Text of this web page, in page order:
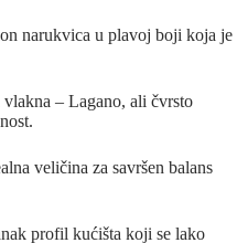
narukvica u plavoj boji koja je
– Lagano, ali čvrsto
veličina za savršen balans
profil kućišta koji se lako